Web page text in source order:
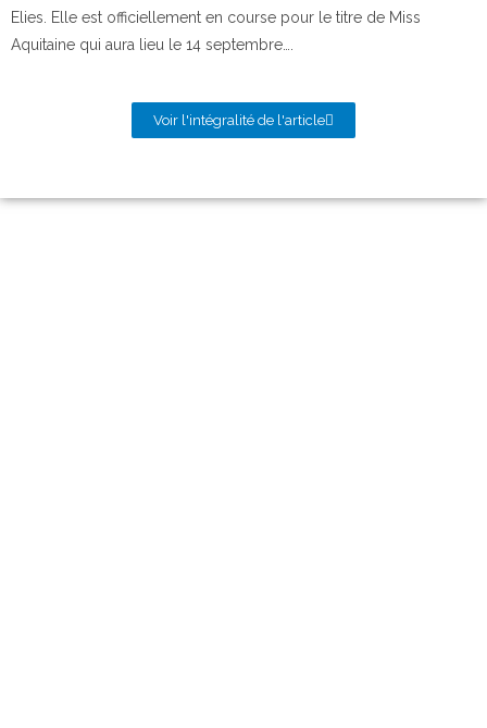
Elies. Elle est officiellement en course pour le titre de Miss
Aquitaine qui aura lieu le 14 septembre….
Voir l'intégralité de l'article